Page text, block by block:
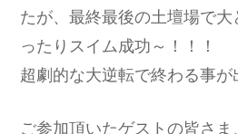
たが、最終最後の土壇場で
ったりスイム成功～！！！
超劇的な大逆転で終わる事
ご参加頂いたゲストの皆さ